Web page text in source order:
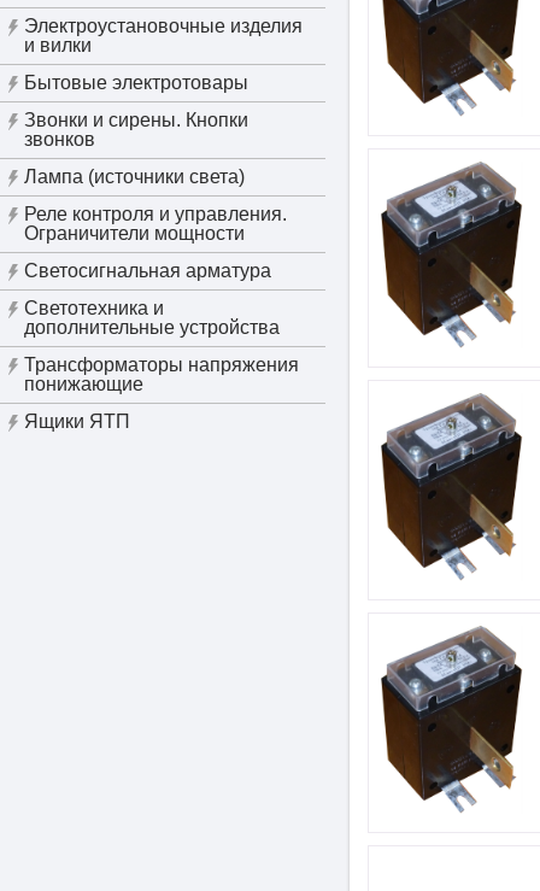
Электроустановочные изделия
и вилки
Бытовые электротовары
Звонки и сирены. Кнопки
звонков
Лампа (источники света)
Реле контроля и управления.
Ограничители мощности
Светосигнальная арматура
Светотехника и
дополнительные устройства
Трансформаторы напряжения
понижающие
Ящики ЯТП